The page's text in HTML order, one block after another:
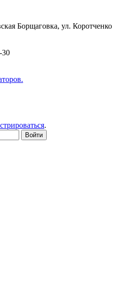
Борщаговка, ул. Коротченко
30
.